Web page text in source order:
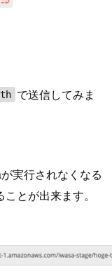
で送信してみま
実行されなくなる
とが出来ます。